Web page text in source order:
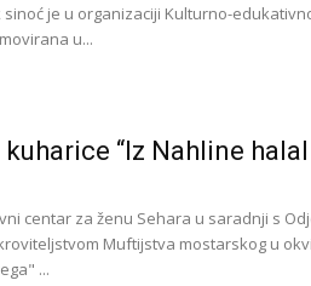
sinoć je u organizaciji Kulturno-
u...
“Iz Nahline
centar za ženu Sehara u saradnji s
Muftijstva mostarskog u
...